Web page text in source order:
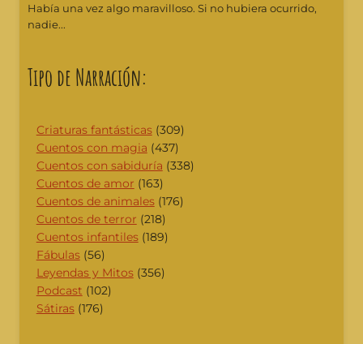
Había una vez algo maravilloso. Si no hubiera ocurrido,
nadie...
Tipo de Narración:
Criaturas fantásticas(309)
Cuentos con magia (437)
Cuentos con sabiduría (338)
Cuentos de amor (163)
Cuentos de animales(176)
Cuentos de terror (218)
Cuentos infantiles(189)
Fábulas(56)
Leyendas y Mitos(356)
Podcast (102)
Sátiras(176)